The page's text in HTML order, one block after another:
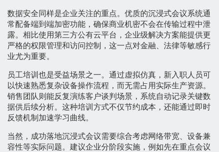
数据安全同样是企业关注的重点。优质的沉浸式会议系统通
常配备端到端加密功能，确保商业机密不会在传输过程中泄
露。相比使用第三方公有云平台，企业级解决方案能提供更
严格的权限管理和访问控制，这一点对金融、法律等敏感行
业尤为重要。
员工培训也是受益场景之一。通过虚拟仿真，新入职人员可
以快速熟悉复杂设备操作流程，而无需占用实际生产资源。
销售团队则能反复演练客户谈判场景，系统自动记录关键数
据供后续分析。这种培训方式不仅节约成本，还能通过即时
反馈机制加速学习曲线。
当然，成功落地沉浸式会议需要综合考虑网络带宽、设备兼
容性等实际问题。建议企业分阶段实施，例如先在重点会议